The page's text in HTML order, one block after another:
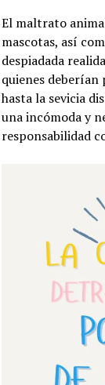
El maltrato
mascotas, así
despiadada
quienes
hasta la sevicia
una incómoda y
responsabilidad